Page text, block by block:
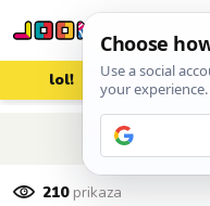
lol! aww
210prikaza